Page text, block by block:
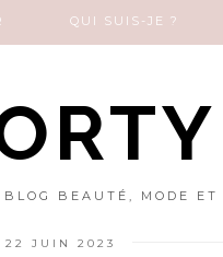
BLOG BEAUTÉ, MODE
QUI SUIS-JE ?
22 JUIN 2023